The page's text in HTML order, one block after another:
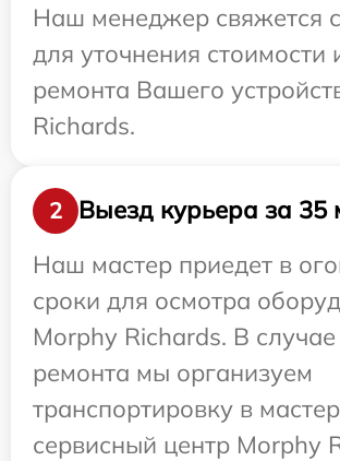
Наш менеджер свяжется
для уточнения стоимости
ремонта Вашего
Richards.
2
Выезд курьера за 35
Наш мастер приедет в
сроки для осмотра
Morphy Richards. В
ремонта мы организуем
транспортировку в
сервисный центр Morphy